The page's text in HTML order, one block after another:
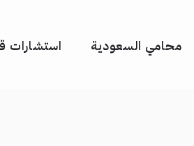
محامي السعودية استشارات